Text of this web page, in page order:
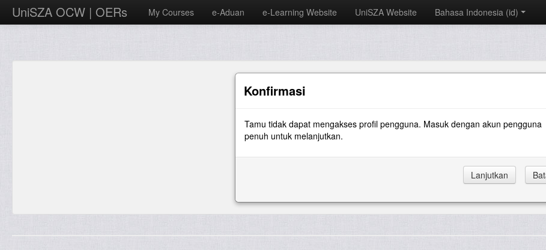
UniSZA OCW | OERs My Courses e-Aduan e-Learning Website UniSZA Website Bahasa Indonesia ‎(id)‎
Konfirmasi
Tamu tidak dapat mengakses profil pengguna. Masuk dengan akun pengguna
penuh untuk melanjutkan.